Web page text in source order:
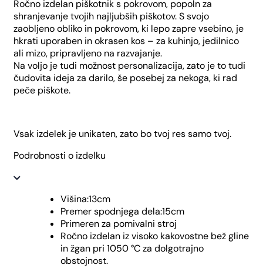
Ročno izdelan piškotnik s pokrovom, popoln za
shranjevanje tvojih najljubših piškotov. S svojo
zaobljeno obliko in pokrovom, ki lepo zapre vsebino, je
hkrati uporaben in okrasen kos – za kuhinjo, jedilnico
ali mizo, pripravljeno na razvajanje.
Na voljo je tudi možnost personalizacija, zato je to tudi
čudovita ideja za darilo, še posebej za nekoga, ki rad
peče piškote.
Vsak izdelek je unikaten, zato bo tvoj res samo tvoj.
Podrobnosti o izdelku
Višina:13cm
Premer spodnjega dela:15cm
Primeren za pomivalni stroj
Ročno izdelan iz visoko kakovostne bež gline
in žgan pri 1050 °C za dolgotrajno
obstojnost.